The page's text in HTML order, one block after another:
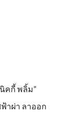
คกี้ พลิ้ม”
าผ่า ลาออก